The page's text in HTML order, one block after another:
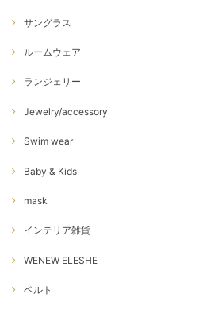
サングラス
ルームウェア
ランジェリー
Jewelry/accessory
Swim wear
Baby & Kids
mask
インテリア雑貨
WENEW ELESHE
ベルト